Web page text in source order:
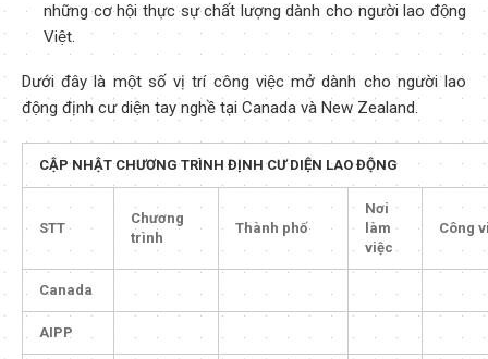
những cơ hội thực sự chất lượng dành cho người lao động
Việt.
Dưới đây là một số vị trí công việc mở dành cho người lao
động định cư diện tay nghề tại Canada và New Zealand.
CẬP NHẬT CHƯƠNG TRÌNH ĐỊNH CƯ DIỆN LAO ĐỘNG
STT
Chương
trình
Thành phố
Nơi
làm
việc
Công
Canada
AIPP